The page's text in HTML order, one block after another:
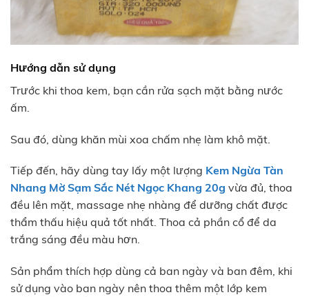
Hướng dẫn sử dụng
Trước khi thoa kem, bạn cần rửa sạch mặt bằng nước
ấm.
Sau đó, dùng khăn mùi xoa chấm nhẹ làm khô mặt.
Tiếp đến, hãy dùng tay lấy một lượng Kem Ngừa Tàn
Nhang Mờ Sạm Sắc Nét Ngọc Khang 20g vừa đủ, thoa
đều lên mặt, massage nhẹ nhàng để dưỡng chất được
thẩm thấu hiệu quả tốt nhất. Thoa cả phần cổ để da
trắng sáng đều màu hơn.
Sản phẩm thích hợp dùng cả ban ngày và ban đêm, khi
sử dụng vào ban ngày nên thoa thêm một lớp kem